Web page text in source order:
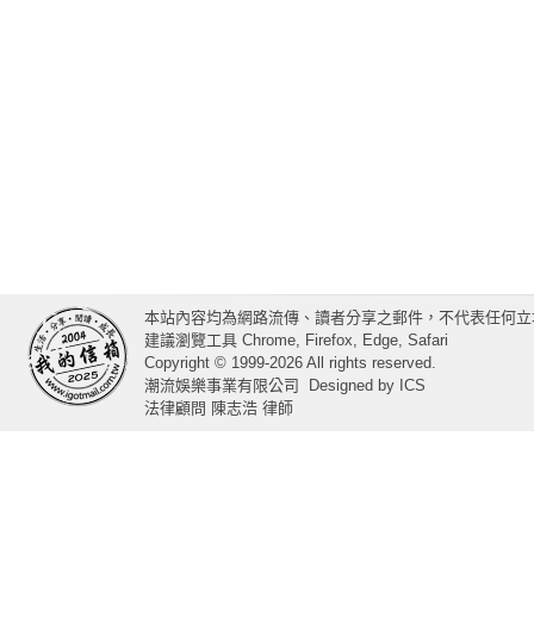
本站內容均為網路流傳、讀者分享之郵件，不代表任何
建議瀏覽工具 Chrome, Firefox, Edge, Safari
Copyright © 1999-2026 All rights reserved.
潮流娛樂事業有限公司
Designed by ICS
法律顧問 陳志浩 律師